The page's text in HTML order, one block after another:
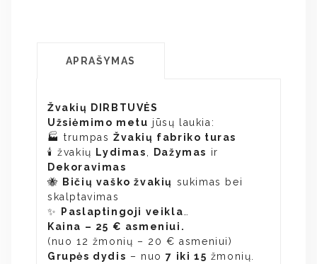
APRAŠYMAS
Žvakių DIRBTUVĖS
Užsiėmimo metu jūsų laukia:
🏭 trumpas Žvakių fabriko turas
🕯️ žvakių
Lydimas Dažymas ir
Dekoravimas
🐝
Bičių vaško žvakių sukimas bei
skalptavimas
✨
Paslaptingoji veikla
Kaina – 25 € asmeniui.
(nuo 12 žmonių – 20 € asmeniui)
Grupės dydis – nuo7 iki 15 žmonių.